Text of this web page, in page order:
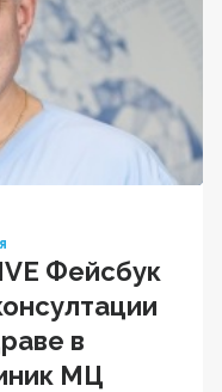
Фейсбук
в
МЦ